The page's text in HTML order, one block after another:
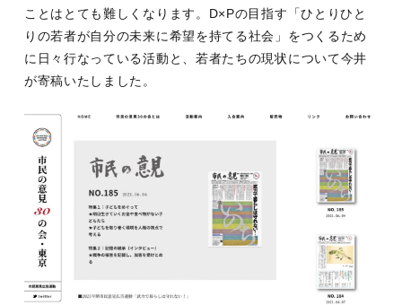
ことはとても難しくなります。D×Pの目指す「ひとりひと
りの若者が自分の未来に希望を持てる社会」をつくるため
に日々行なっている活動と、若者たちの現状について今井
が寄稿いたしました。